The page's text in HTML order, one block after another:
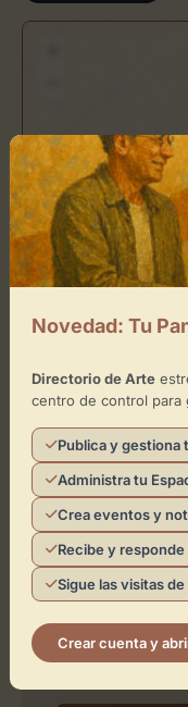
Toca el
¿Eres el
espacio?
Reclámalo de
perfil, publicar
arte.
Novedad: Tu
Directorio de Arte
centro de control para
Publica y gestiona
Administra tu
Crea eventos y
Recibe y
Sigue las visitas
Crear cuenta y